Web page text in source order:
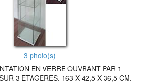
3 photo(s)
EN VERRE OUVRANT PAR 1
3 ETAGERES. 163 X 42,5 X 36,5 CM.